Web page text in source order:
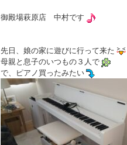
御殿場萩原店 中村です
先日、娘の家に遊びに行って来た
母親と息子のいつもの３人で
で、ピアノ買ったみたい